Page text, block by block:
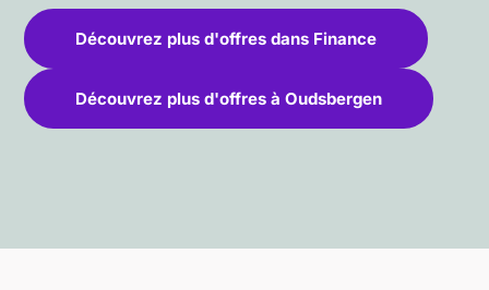
Découvrez plus d'offres dans Finance
Découvrez plus d'offres à Oudsbergen